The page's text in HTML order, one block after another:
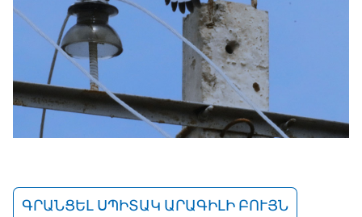
ԳՐԱՆՑԵԼ ՍՊԻՏԱԿ ԱՐԱԳԻԼԻ ԲՈՒՅՆ